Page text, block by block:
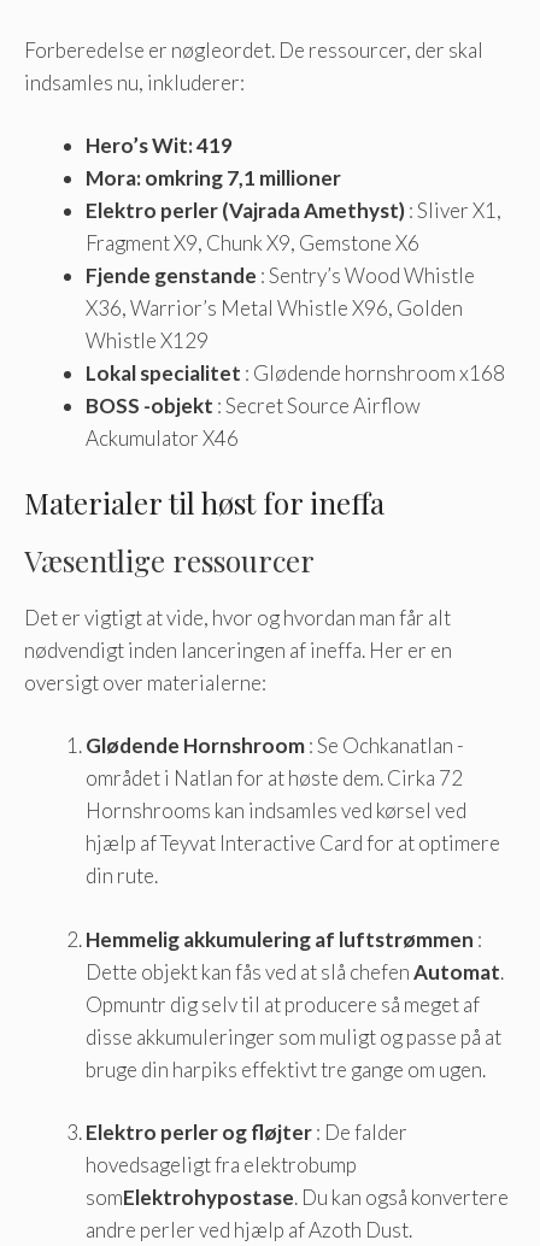
Forberedelse er nøgleordet. De ressourcer, der skal
indsamles nu, inkluderer:
Hero’s Wit: 419
Mora: omkring 7,1 millioner
Elektro perler (Vajrada Amethyst): Sliver X1,
Fragment X9, Chunk X9, Gemstone X6
Fjende genstande : Sentry’s Wood Whistle
X36, Warrior’s Metal Whistle X96, Golden
Whistle X129
Lokal specialitet : Glødende hornshroom x168
BOSS -objekt : Secret Source Airflow
Ackumulator X46
Materialer til høst for ineffa
Væsentlige ressourcer
Det er vigtigt at vide, hvor og hvordan man får alt
nødvendigt inden lanceringen af ineffa. Her er en
oversigt over materialerne:
Glødende Hornshroom: Se Ochkanatlan -
området i Natlan for at høste dem. Cirka 72
Hornshrooms kan indsamles ved kørsel ved
hjælp af Teyvat Interactive Card for at optimere
din rute.
Hemmelig akkumulering af luftstrømmen :
Dette objekt kan fås ved at slå chefenAutomat.
Opmuntr dig selv til at producere så meget af
disse akkumuleringer som muligt og passe på at
bruge din harpiks effektivt tre gange om ugen.
Elektro perler og fløjter: De falder
hovedsageligt fra elektrobump
somElektrohypostase. Du kan også konvertere
andre perler ved hjælp af Azoth Dust.